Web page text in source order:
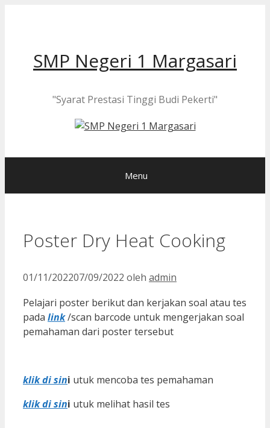
SMP Negeri 1 Margasari
"Syarat Prestasi Tinggi Budi Pekerti"
Menu
Poster Dry Heat Cooking
01/11/202207/09/2022 oleh admin
Pelajari poster berikut dan kerjakan soal atau tes
pada link/scan barcode untuk mengerjakan soal
pemahaman dari poster tersebut
klik di sini utuk mencoba tes pemahaman
klik di sini utuk melihat hasil tes